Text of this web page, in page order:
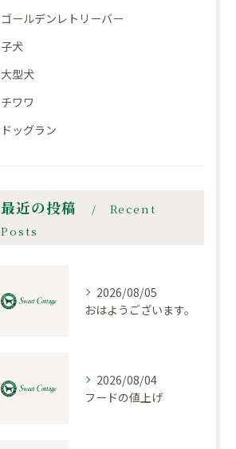
ゴールデンレトリーバー
子犬
大型犬
チワワ
ドッグラン
最近の投稿
Recent
Posts
2026/08/05
おはようございます。
2026/08/04
フードの値上げ